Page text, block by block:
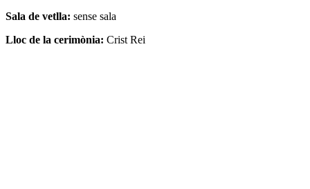
Sala de vetlla: sense sala
Lloc de la cerimònia: Crist Rei